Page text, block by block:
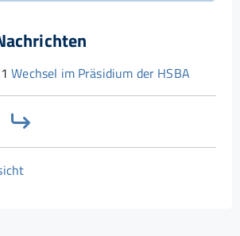
Wechsel im Präsidium der HSBA